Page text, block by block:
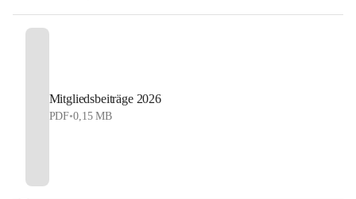
Mitgliedsbeiträge 2026
PDF•0,15 MB